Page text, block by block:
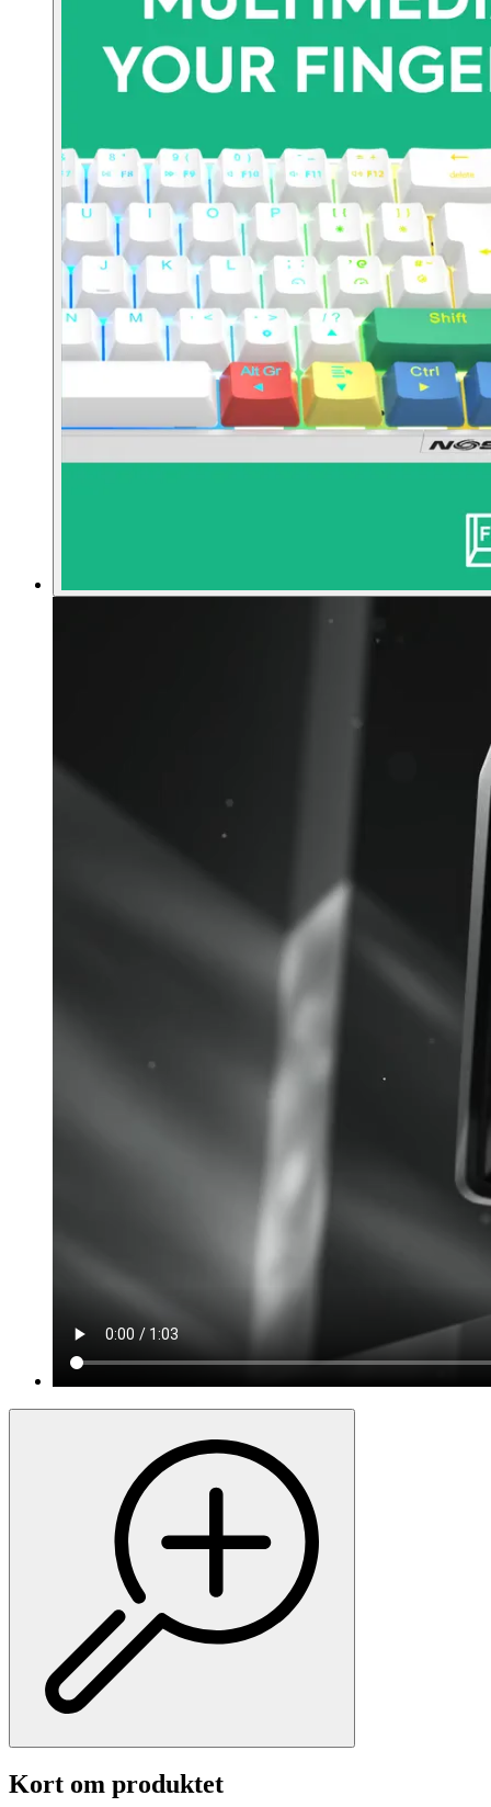
Kort om produktet